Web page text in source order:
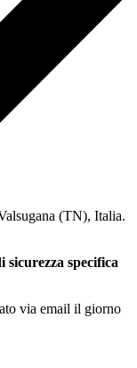
(TN), Italia.
specifica
via email il giorno